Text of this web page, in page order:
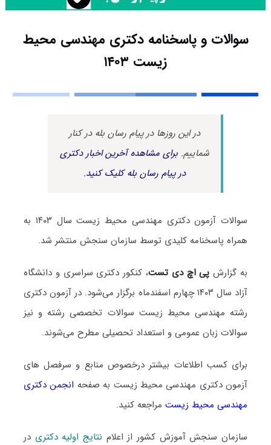
سوالات و پاسخنامه دکتری مهندسی محیط
زیست ۱۴۰۳
در این روزها در پیام رسان بله در کنار
شماییم.برای مشاهده آخرین اخبار دکتری
در پیام رسان بله کلیک کنید.
سوالات آزمون دکتری مهندسی محیط زیست سال ۱۴۰۳ به
همراه پاسخنامه کلیدی توسط سازمان سنجش منتشر شد.
به گزارشپی اچ دی تست، کنکور دکتری سراسری و دانشگاه
آزاد سال ۱۴۰۳ چهارم اسفندماه برگزار می‌شود. در آزمون دکتری
رشته مهندسی محیط زیست سوالات تخصصی رشته و نیز
سوالات زبان عمومی و استعداد تحصیلی مطرح می‌شوند.
برای کسب اطلاعات بیشتر درخصوص منابع و سرفصل های
آزمون دکتری مهندسی محیط زیست به صفحه انجمن دکتری
مهندسی محیط زیستمراجعه کنید.
سازمان سنجش آموزش کشور از اعلام نتایج اولیه دکتری در